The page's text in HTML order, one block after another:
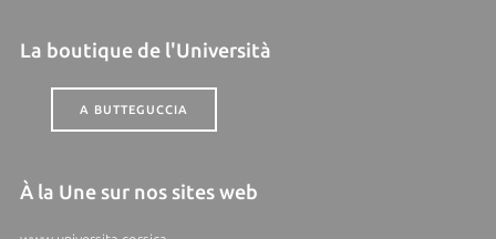
La boutique de l'Università
A BUTTEGUCCIA
À la Une sur nos sites web